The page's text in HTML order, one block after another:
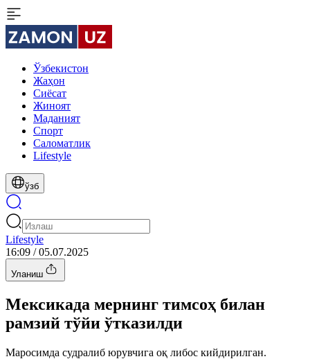
Ўзбекистон
Жаҳон
Сиёсат
Жиноят
Маданият
Спорт
Cаломатлик
Lifestyle
ўзб
Lifestyle
16:09 / 05.07.2025
Уланиш
Мексикада мернинг тимсоҳ билан
рамзий тўйи ўтказилди
Маросимда судралиб юрувчига оқ либос кийдирилган.